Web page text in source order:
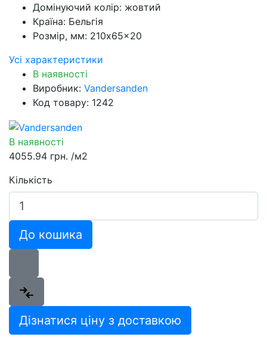
Домінуючий колір: жовтий
Країна: Бельгія
Розмір, мм: 210x65x20
Усі характеристики
В наявності
Виробник: Vandersanden
Код товару: 1242
В наявності
4055.94 грн. /м2
Кількість
До кошика
Дізнатися ціну з доставкою